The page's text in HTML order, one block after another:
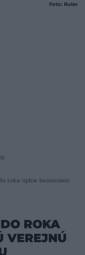
Foto: Ruter
roka úplne bezemisnú
ROKA
VEREJNÚ